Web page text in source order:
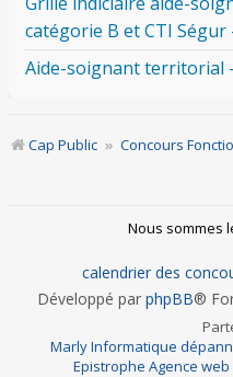
catégorie B et CTI Ségur
Aide-soignant territorial -
Cap Public
Concours
Nous sommes
calendrier des
Développé par phpBB®
Marly Informatique
Epistrophe Agence web